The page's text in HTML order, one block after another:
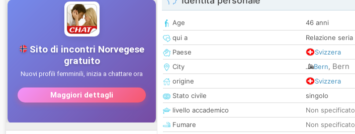
Age
46 anni
qui a
Relazione seria
Paese
Svizzera
City
Bern, Bern
origine
Svizzera
Stato civile
singolo
livello accademico
Non specificato
Fumare
Non specificato